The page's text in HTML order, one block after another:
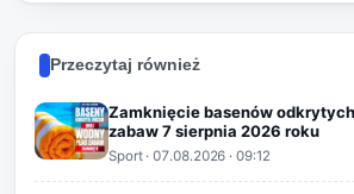
Przeczytaj również
Zamknięcie basenów
zabaw 7 sierpnia 2026 roku
Sport·07.08.2026 · 09:12